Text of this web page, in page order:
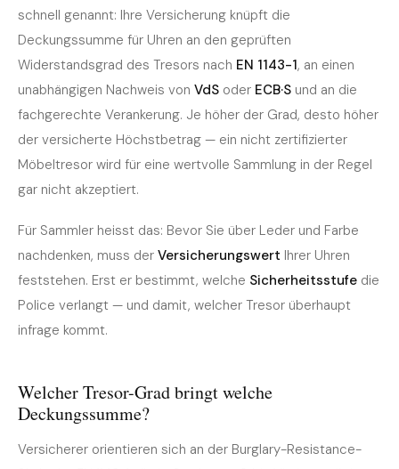
Grade, Werte und Nachweise
schnell genannt: Ihre Versicherung knüpft die
Deckungssumme für Uhren an den geprüften
Widerstandsgrad des Tresors nach EN 1143-1, an einen
unabhängigen Nachweis von VdS oder ECB·S und an die
fachgerechte Verankerung. Je höher der Grad, desto höher
der versicherte Höchstbetrag — ein nicht zertifizierter
Möbeltresor wird für eine wertvolle Sammlung in der Regel
gar nicht akzeptiert.
Für Sammler heisst das: Bevor Sie über Leder und Farbe
nachdenken, muss der Versicherungswert Ihrer Uhren
feststehen. Erst er bestimmt, welche Sicherheitsstufe die
Police verlangt — und damit, welcher Tresor überhaupt
infrage kommt.
Welcher Tresor-Grad bringt welche
Deckungssumme?
Versicherer orientieren sich an der Burglary-Resistance-